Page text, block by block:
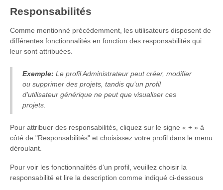
Responsabilités
Comme mentionné précédemment, les utilisateurs disposent de
différentes fonctionnalités en fonction des responsabilités qui
leur sont attribuées.
Exemple: Le profil Administrateur peut créer, modifier
ou supprimer des projets, tandis qu’un profil
d'utilisateur générique ne peut que visualiser ces
projets.
Pour attribuer des responsabilités, cliquez sur le signe « + » à
côté de "Responsabilités" et choisissez votre profil dans le menu
déroulant.
Pour voir les fonctionnalités d'un profil, veuillez choisir la
responsabilité et lire la description comme indiqué ci-dessous